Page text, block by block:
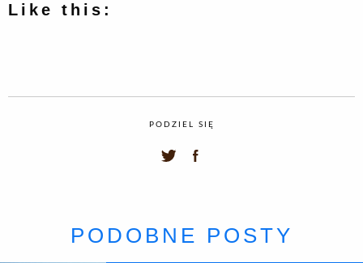
Like this:
PODZIEL SIĘ
PODOBNE POSTY